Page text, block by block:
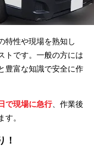
特性や現場を熟知し
トです。一般の方には
豊富な知識で安全に作
で現場に急行、作業後
す。
！